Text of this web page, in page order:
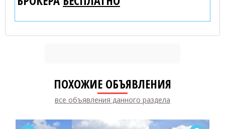
ПОХОЖИЕ ОБЪЯВЛЕНИЯ
все объявления данного раздела